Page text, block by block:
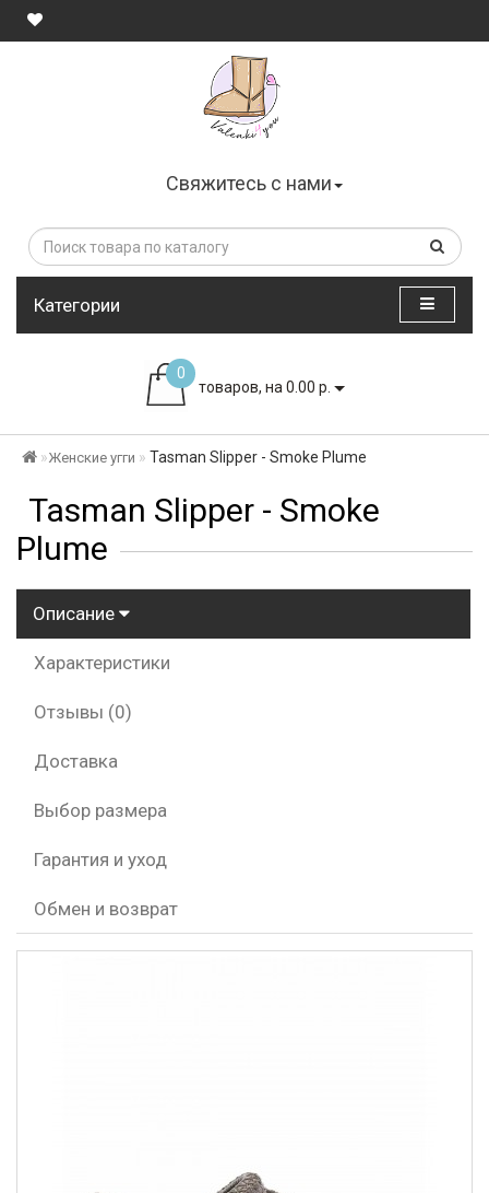
Свяжитесь с нами
Категории
0
товаров, на 0.00 р.
Женские угги Tasman Slipper - Smoke Plume
Tasman Slipper - Smoke
Plume
Описание
Характеристики
Отзывы (0)
Доставка
Выбор размера
Гарантия и уход
Обмен и возврат